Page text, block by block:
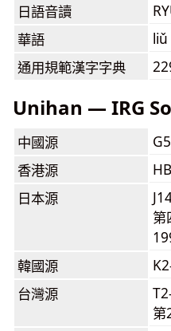
日語音讀
華語
liǔ
通用規範漢字字典
Unihan — IRG
中國源
香港源
日本源
第
韓國源
台灣源
第